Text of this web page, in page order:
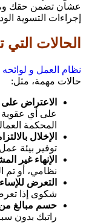
عشان تضمن حقك وما
إجراءات التسوية
الحالات
نظام العمل و لوائحه
حالات مهمة، مثل:
الاعتراض على
على أي عقوبة
المحكمة
الإخلال
توفير بيئة عمل
الإنهاء غير
نظامي، أو تم
التعرض
شكوى إذا
حسم مبالغ
راتبك بدون